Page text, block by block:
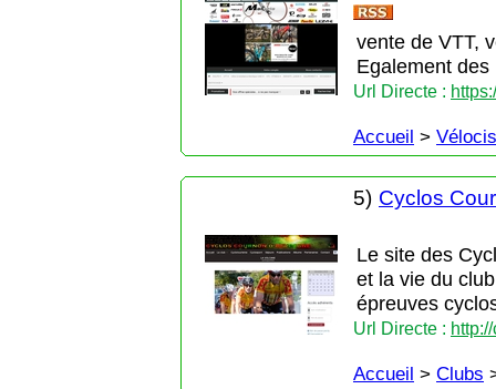
vente de VTT,
Egalement
Url Directe :
Accueil >
5) Cyclos
Le site des
et la vie du
épreuves
Url Directe :
Accueil > Clubs